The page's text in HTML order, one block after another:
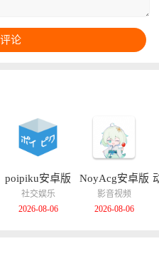
poipiku安卓版
社交娱乐
2026-08-06
NoyAcg安卓版
影音视频
2026-08-06